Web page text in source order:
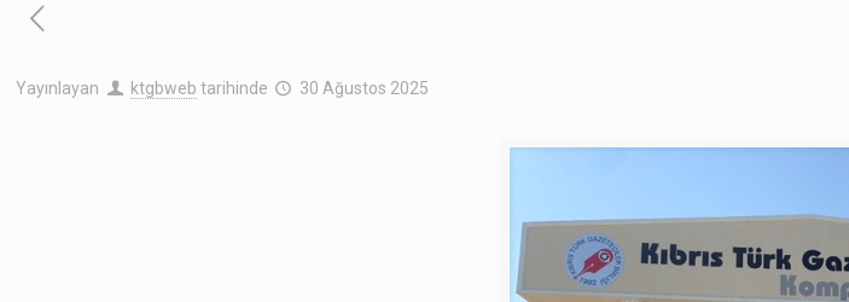
Yayınlayan ktgbweb tarihinde 30 Ağustos 2025